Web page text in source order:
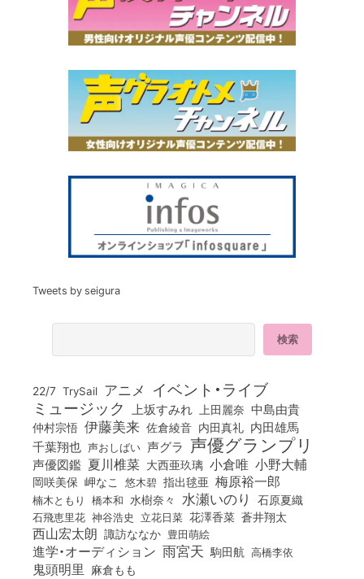
Tweets by seigura
22/7 TrySail アニメ イベント・ライブ
ミュージック 上坂すみれ 上田麗奈 中島由貴
仲村宗悟 伊藤美来 佐倉綾音 内田真礼 内田雄馬
千葉翔也 声おしばい 声グラ 声優グランプリ
声優図鑑 夏川椎菜 大西亜玖璃 小倉唯 小野大輔
岡咲美保 岬なこ 悠木碧 指出毬亜 梅原裕一郎
楠木ともり 橋本和 水樹奈々 水瀬いのり 石原夏織
石飛恵里花 神谷浩史 立花日菜 花澤香菜 蒼井翔太
西山宏太朗 諏訪ななか 豊田萌絵
進学・オーディション 雨宮天 駒田航 高橋李依
鬼頭明里 麻倉もも